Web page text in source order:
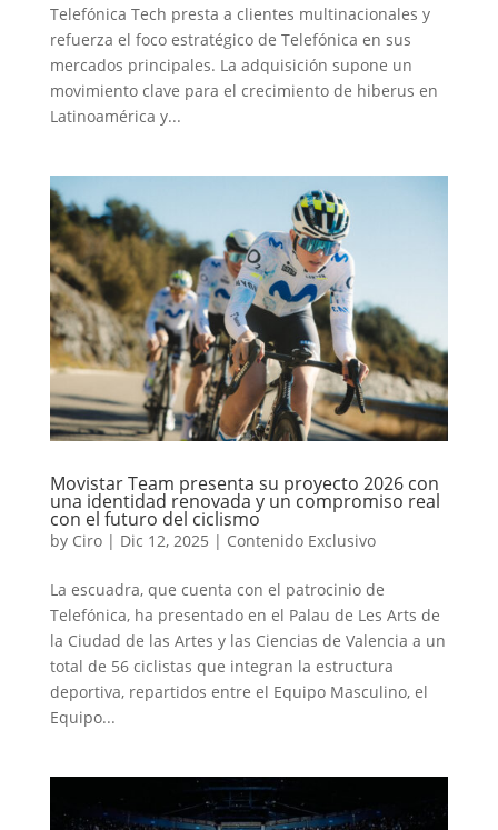
Telefónica Tech presta a clientes multinacionales y
refuerza el foco estratégico de Telefónica en sus
mercados principales. La adquisición supone un
movimiento clave para el crecimiento de hiberus en
Latinoamérica y...
Movistar Team presenta su proyecto 2026 con
una identidad renovada y un compromiso real
con el futuro del ciclismo
by Ciro| Dic 12, 2025 | Contenido Exclusivo
La escuadra, que cuenta con el patrocinio de
Telefónica, ha presentado en el Palau de Les Arts de
la Ciudad de las Artes y las Ciencias de Valencia a un
total de 56 ciclistas que integran la estructura
deportiva, repartidos entre el Equipo Masculino, el
Equipo...